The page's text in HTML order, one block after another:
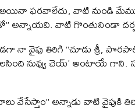
అయినా ఫరవాలేదు, వాటి నుండి
అన్నాయవి. వాటి గొంతునిండా
నా వైపు తిరిగి “చూడు శ్రీ,
నువ్వు చెయ్’ అంటాయే గాని.
వేసేస్తాం” అన్నాడు వాటి వైపుకి